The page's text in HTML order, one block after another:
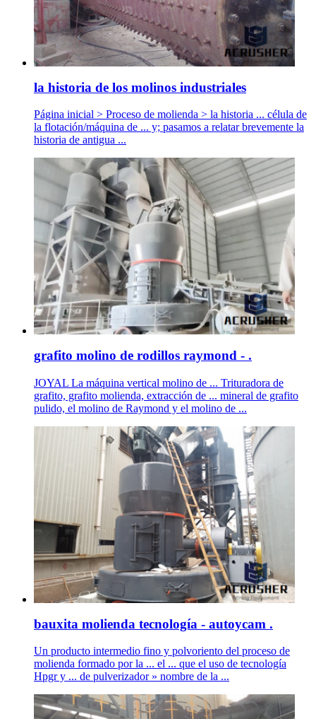
la historia de los molinos industriales
Página inicial > Proceso de molienda > la historia ... célula de
la flotación/máquina de ... y; pasamos a relatar brevemente la
historia de antigua ...
grafito molino de rodillos raymond - .
JOYAL La máquina vertical molino de ... Trituradora de
grafito, grafito molienda, extracción de ... mineral de grafito
pulido, el molino de Raymond y el molino de ...
bauxita molienda tecnología - autoycam .
Un producto intermedio fino y polvoriento del proceso de
molienda formado por la ... el ... que el uso de tecnología
Hpgr y ... de pulverizador » nombre de la ...